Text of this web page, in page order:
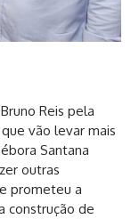
Reis pela
vão levar mais
Santana
outras
prometeu a
construção de